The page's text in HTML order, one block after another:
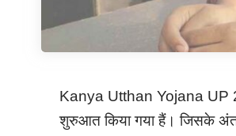
Kanya Utthan Yojana UP
शुरुआत किया गया हैं। जिसके